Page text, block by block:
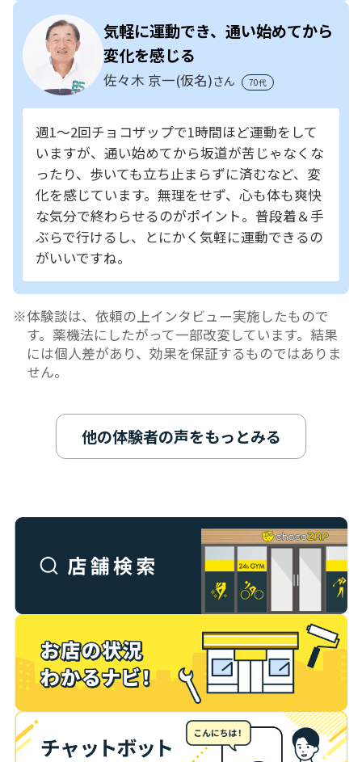
気軽に運動でき、通い始めてから
変化を感じる
佐々木 京一(仮名)さん 70代
週1～2回チョコザップで1時間ほど運動をして
いますが、通い始めてから坂道が苦じゃなくな
ったり、歩いても立ち止まらずに済むなど、変
化を感じています。無理をせず、心も体も爽快
な気分で終わらせるのがポイント。普段着＆手
ぶらで行けるし、とにかく気軽に運動できるの
がいいですね。
体験談は、依頼の上インタビュー実施したもので
す。薬機法にしたがって一部改変しています。結果
には個人差があり、効果を保証するものではありま
せん。
他の体験者の声をもっとみる